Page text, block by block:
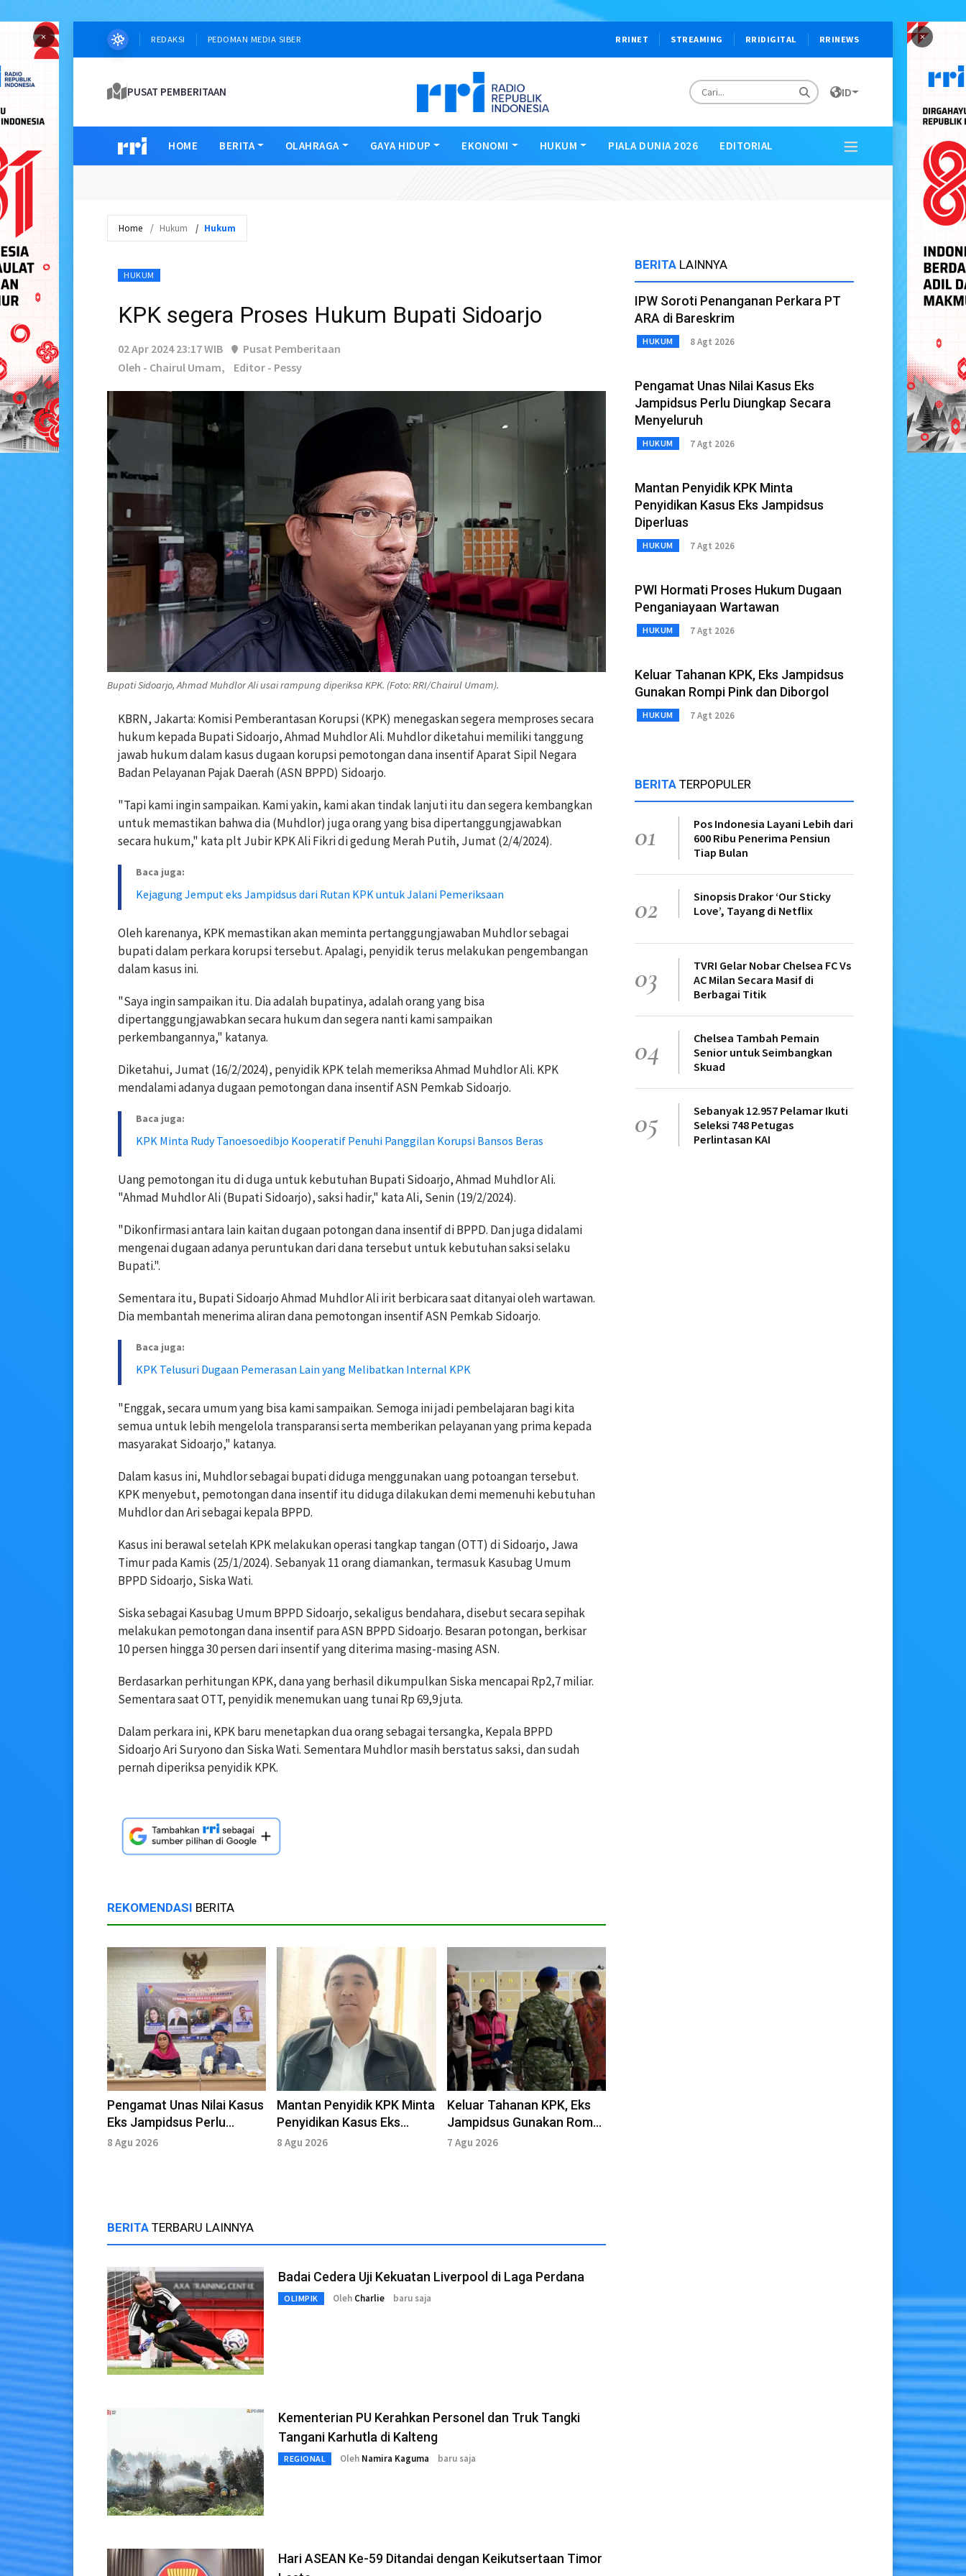
× ×
REDAKSI PEDOMAN MEDIA SIBER RRINET STREAMING RRIDIGITAL RRINEWS
PUSAT PEMBERITAAN ID
HOME BERITA OLAHRAGA GAYA HIDUP EKONOMI HUKUM PIALA DUNIA 2026 EDITORIAL
Home Hukum Hukum
HUKUM
KPK segera Proses Hukum Bupati Sidoarjo
02 Apr 2024 23:17 WIB
Pusat Pemberitaan
Oleh - Chairul Umam,
Editor - Pessy
Bupati Sidoarjo, Ahmad Muhdlor Ali usai rampung diperiksa KPK. (Foto: RRI/Chairul Umam).
KBRN, Jakarta: Komisi Pemberantasan Korupsi (KPK) menegaskan segera memproses secara
hukum kepada Bupati Sidoarjo, Ahmad Muhdlor Ali. Muhdlor diketahui memiliki tanggung
jawab hukum dalam kasus dugaan korupsi pemotongan dana insentif Aparat Sipil Negara
Badan Pelayanan Pajak Daerah (ASN BPPD) Sidoarjo.
"Tapi kami ingin sampaikan. Kami yakin, kami akan tindak lanjuti itu dan segera kembangkan
untuk memastikan bahwa dia (Muhdlor) juga orang yang bisa dipertanggungjawabkan
secara hukum," kata plt Jubir KPK Ali Fikri di gedung Merah Putih, Jumat (2/4/2024).
Baca juga:
Kejagung Jemput eks Jampidsus dari Rutan KPK untuk Jalani Pemeriksaan
Oleh karenanya, KPK memastikan akan meminta pertanggungjawaban Muhdlor sebagai
bupati dalam perkara korupsi tersebut. Apalagi, penyidik terus melakukan pengembangan
dalam kasus ini.
"Saya ingin sampaikan itu. Dia adalah bupatinya, adalah orang yang bisa
dipertanggungjawabkan secara hukum dan segera nanti kami sampaikan
perkembangannya," katanya.
Diketahui, Jumat (16/2/2024), penyidik KPK telah memeriksa Ahmad Muhdlor Ali. KPK
mendalami adanya dugaan pemotongan dana insentif ASN Pemkab Sidoarjo.
Baca juga:
KPK Minta Rudy Tanoesoedibjo Kooperatif Penuhi Panggilan Korupsi Bansos Beras
Uang pemotongan itu di duga untuk kebutuhan Bupati Sidoarjo, Ahmad Muhdlor Ali.
"Ahmad Muhdlor Ali (Bupati Sidoarjo), saksi hadir," kata Ali, Senin (19/2/2024).
"Dikonfirmasi antara lain kaitan dugaan potongan dana insentif di BPPD. Dan juga didalami
mengenai dugaan adanya peruntukan dari dana tersebut untuk kebutuhan saksi selaku
Bupati.".
Sementara itu, Bupati Sidoarjo Ahmad Muhdlor Ali irit berbicara saat ditanyai oleh wartawan.
Dia membantah menerima aliran dana pemotongan insentif ASN Pemkab Sidoarjo.
Baca juga:
KPK Telusuri Dugaan Pemerasan Lain yang Melibatkan Internal KPK
"Enggak, secara umum yang bisa kami sampaikan. Semoga ini jadi pembelajaran bagi kita
semua untuk lebih mengelola transparansi serta memberikan pelayanan yang prima kepada
masyarakat Sidoarjo," katanya.
Dalam kasus ini, Muhdlor sebagai bupati diduga menggunakan uang potoangan tersebut.
KPK menyebut, pemotongan dana insentif itu diduga dilakukan demi memenuhi kebutuhan
Muhdlor dan Ari sebagai kepala BPPD.
Kasus ini berawal setelah KPK melakukan operasi tangkap tangan (OTT) di Sidoarjo, Jawa
Timur pada Kamis (25/1/2024). Sebanyak 11 orang diamankan, termasuk Kasubag Umum
BPPD Sidoarjo, Siska Wati.
Siska sebagai Kasubag Umum BPPD Sidoarjo, sekaligus bendahara, disebut secara sepihak
melakukan pemotongan dana insentif para ASN BPPD Sidoarjo. Besaran potongan, berkisar
10 persen hingga 30 persen dari insentif yang diterima masing-masing ASN.
Berdasarkan perhitungan KPK, dana yang berhasil dikumpulkan Siska mencapai Rp2,7 miliar.
Sementara saat OTT, penyidik menemukan uang tunai Rp 69,9 juta.
Dalam perkara ini, KPK baru menetapkan dua orang sebagai tersangka, Kepala BPPD
Sidoarjo Ari Suryono dan Siska Wati. Sementara Muhdlor masih berstatus saksi, dan sudah
pernah diperiksa penyidik KPK.
REKOMENDASI BERITA
Pengamat Unas Nilai Kasus
Eks Jampidsus Perlu
Diungkap Secara
8 Agu 2026
Mantan Penyidik KPK Minta
Penyidikan Kasus Eks
Jampidsus Diperluas
8 Agu 2026
Keluar Tahanan KPK, Eks
Jampidsus Gunakan Rompi
Pink dan Diborgol
7 Agu 2026
BERITA TERBARU LAINNYA
Badai Cedera Uji Kekuatan Liverpool di Laga Perdana
OLIMPIK Oleh Charlie baru saja
Kementerian PU Kerahkan Personel dan Truk Tangki
Tangani Karhutla di Kalteng
REGIONAL Oleh Namira Kaguma baru saja
Hari ASEAN Ke-59 Ditandai dengan Keikutsertaan Timor
BERITA LAINNYA
IPW Soroti Penanganan Perkara PT
ARA di Bareskrim
HUKUM 8 Agt 2026
Pengamat Unas Nilai Kasus Eks
Jampidsus Perlu Diungkap Secara
Menyeluruh
HUKUM 7 Agt 2026
Mantan Penyidik KPK Minta
Penyidikan Kasus Eks Jampidsus
Diperluas
HUKUM 7 Agt 2026
PWI Hormati Proses Hukum Dugaan
Penganiayaan Wartawan
HUKUM 7 Agt 2026
Keluar Tahanan KPK, Eks Jampidsus
Gunakan Rompi Pink dan Diborgol
HUKUM 7 Agt 2026
BERITA TERPOPULER
01
Pos Indonesia Layani Lebih dari
600 Ribu Penerima Pensiun
Tiap Bulan
02
Sinopsis Drakor ‘Our Sticky
Love’, Tayang di Netflix
03
TVRI Gelar Nobar Chelsea FC Vs
AC Milan Secara Masif di
Berbagai Titik
04
Chelsea Tambah Pemain
Senior untuk Seimbangkan
Skuad
05
Sebanyak 12.957 Pelamar Ikuti
Seleksi 748 Petugas
Perlintasan KAI